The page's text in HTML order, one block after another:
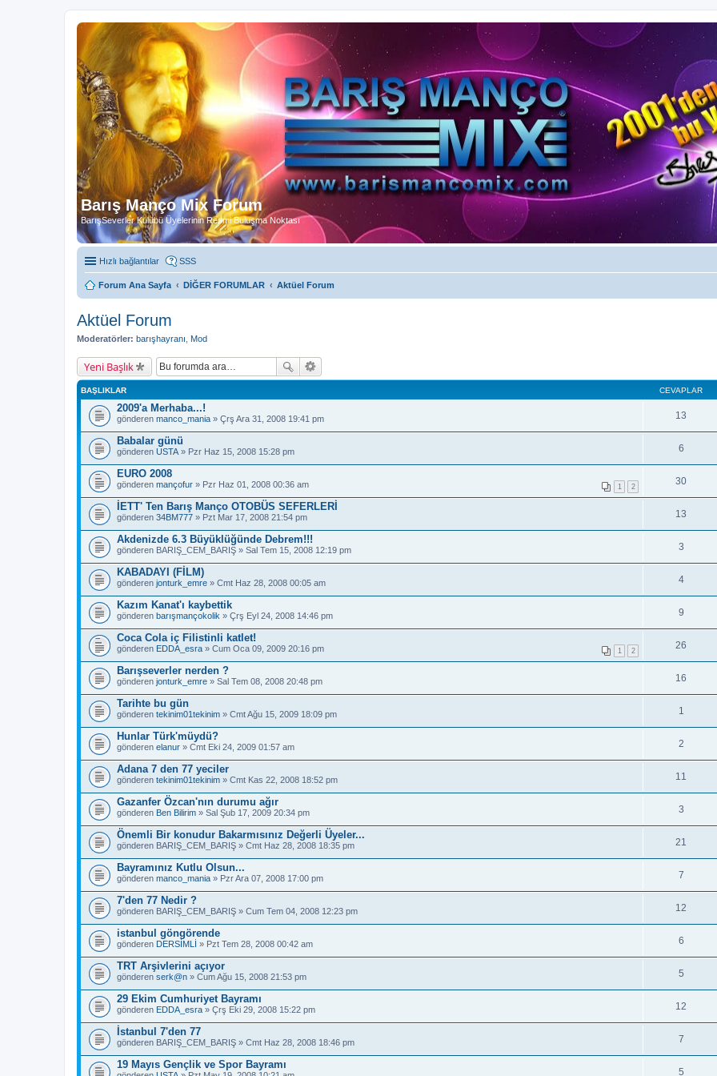
Barış Manço Mix Forum
BarışSeverler Kulübü Üyelerinin Resmi Buluşma Noktası
Hızlı bağlantılar SSS
Forum Ana Sayfa DİĞER FORUMLAR Aktüel Forum
Aktüel Forum
Moderatörler: barışhayranı Mod
Yeni Başlık
BAŞLIKLAR CEVAPLAR
2009'a Merhaba...!
gönderen manco_mania » Çrş Ara 31, 2008 19:41 pm 13
Babalar günü
gönderen USTA » Pzr Haz 15, 2008 15:28 pm 6
EURO 2008
1 2
gönderen mançofur » Pzr Haz 01, 2008 00:36 am 30
İETT' Ten Barış Manço OTOBÜS SEFERLERİ
gönderen 34BM777 » Pzt Mar 17, 2008 21:54 pm 13
Akdenizde 6.3 Büyüklüğünde Debrem!!!
gönderen BARIŞ_CEM_BARIŞ » Sal Tem 15, 2008 12:19 pm 3
KABADAYI (FİLM)
gönderen jonturk_emre » Cmt Haz 28, 2008 00:05 am 4
Kazım Kanat'ı kaybettik
gönderen barışmançokolik » Çrş Eyl 24, 2008 14:46 pm 9
Coca Cola iç Filistinli katlet!
1 2
gönderen EDDA_esra » Cum Oca 09, 2009 20:16 pm 26
Barışseverler nerden ?
gönderen jonturk_emre » Sal Tem 08, 2008 20:48 pm 16
Tarihte bu gün
gönderen tekinim01tekinim » Cmt Ağu 15, 2009 18:09 pm 1
Hunlar Türk'müydü?
gönderen elanur » Cmt Eki 24, 2009 01:57 am 2
Adana 7 den 77 yeciler
gönderen tekinim01tekinim » Cmt Kas 22, 2008 18:52 pm 11
Gazanfer Özcan'nın durumu ağır
gönderen Ben Bilirim » Sal Şub 17, 2009 20:34 pm 3
Önemli Bir konudur Bakarmısınız Değerli Üyeler...
gönderen BARIŞ_CEM_BARIŞ » Cmt Haz 28, 2008 18:35 pm 21
Bayramınız Kutlu Olsun...
gönderen manco_mania » Pzr Ara 07, 2008 17:00 pm 7
7'den 77 Nedir ?
gönderen BARIŞ_CEM_BARIŞ » Cum Tem 04, 2008 12:23 pm 12
istanbul göngörende
gönderen DERSİMLİ » Pzt Tem 28, 2008 00:42 am 6
TRT Arşivlerini açıyor
gönderen serk@n » Cum Ağu 15, 2008 21:53 pm 5
29 Ekim Cumhuriyet Bayramı
gönderen EDDA_esra » Çrş Eki 29, 2008 15:22 pm 12
İstanbul 7'den 77
gönderen BARIŞ_CEM_BARIŞ » Cmt Haz 28, 2008 18:46 pm 7
19 Mayıs Gençlik ve Spor Bayramı
5